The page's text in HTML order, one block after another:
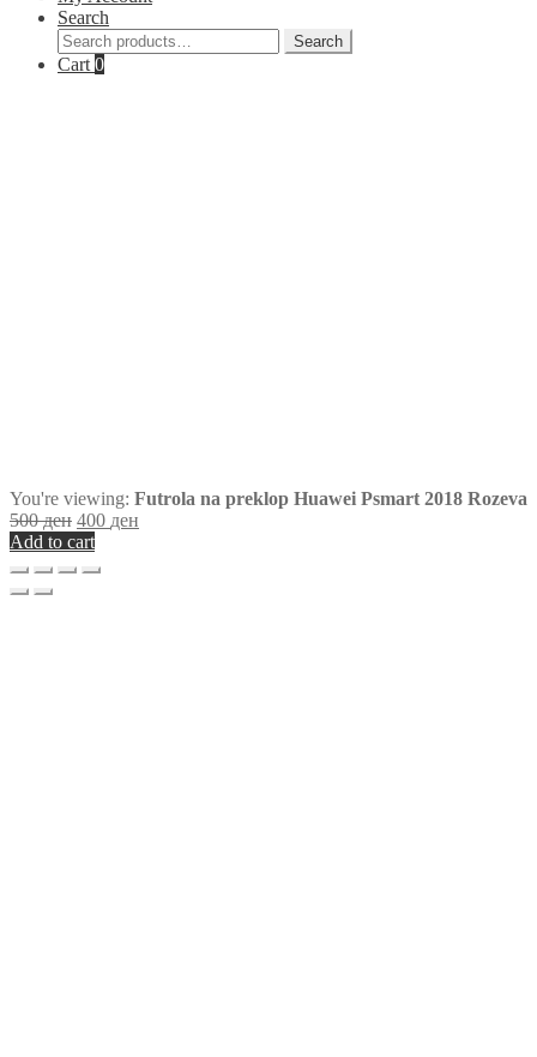
Search
Search
for:
Search
Cart 0
You're viewing: Futrola na preklop Huawei Psmart 2018 Rozeva
500ден 400 ден
Add to cart